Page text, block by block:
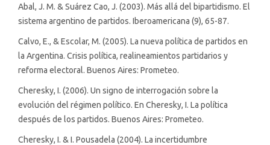
Abal, J. M. & Suárez Cao, J. (2003). Más allá del bipartidismo. El
sistema argentino de partidos. Iberoamericana (9), 65-87.
Calvo, E., & Escolar, M. (2005). La nueva política de partidos en
la Argentina. Crisis política, realineamientos partidarios y
reforma electoral. Buenos Aires: Prometeo.
Cheresky, I. (2006). Un signo de interrogación sobre la
evolución del régimen político. En Cheresky, I. La política
después de los partidos. Buenos Aires: Prometeo.
Cheresky, I. & I. Pousadela (2004). La incertidumbre